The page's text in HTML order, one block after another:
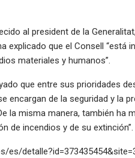
al president de la
explicado que el Consell “está
materiales y humanos”.
que entre sus prioridades
encargan de la seguridad y la
la misma manera, también ha
de incendios y de su extinción”.
es/